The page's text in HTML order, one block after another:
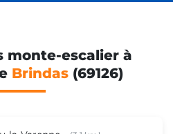
monte-escalier à
Brindas(69126)